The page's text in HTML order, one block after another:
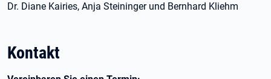
Dr. Diane Kairies, Anja Steininger und Bernhard Kliehm
Kontakt